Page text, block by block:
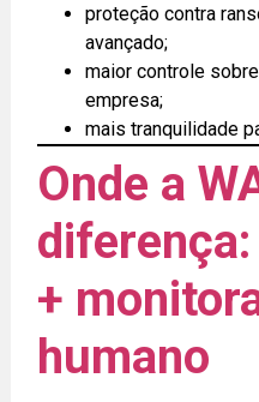
proteção contra
avançado;
maior controle
empresa;
mais tranquilidade
Onde a
+
humano